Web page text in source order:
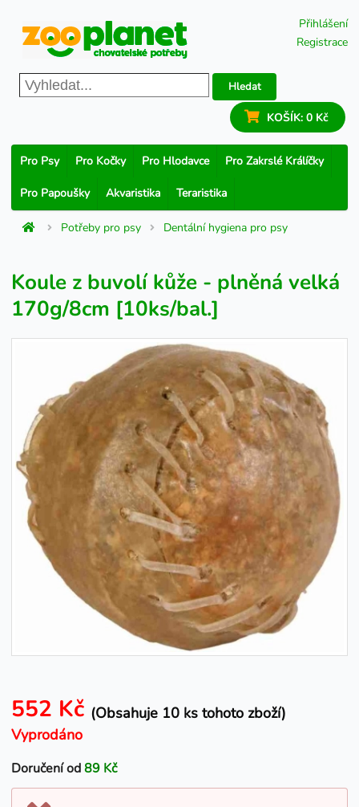
Přihlášení
Registrace
Hledat
KOŠÍK: 0 Kč
Pro Psy Pro Kočky Pro Hlodavce Pro Zakrslé Králíčky
Pro Papoušky Akvaristika Teraristika
Potřeby pro psy Dentální hygiena pro psy
Koule z buvolí kůže - plněná velká
170g/8cm [10ks/bal.]
552 Kč (Obsahuje 10 ks tohoto zboží)
Vyprodáno
Doručení od89 Kč